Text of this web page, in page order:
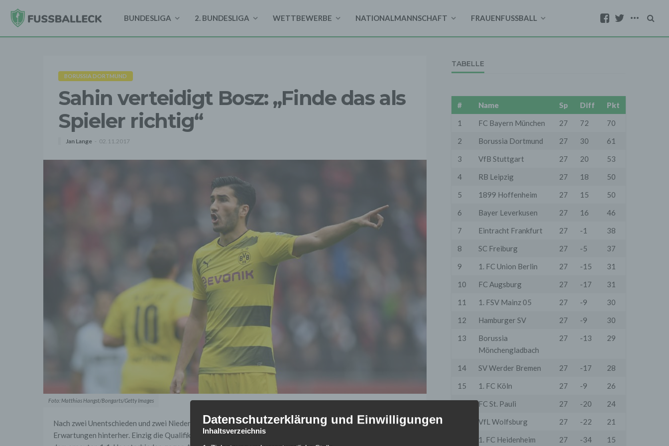
BUNDESLIGA 2. BUNDESLIGA WETTBEWERBE NATIONALMANNSCHAFT FRAUENFUSSBALL
BORUSSIA DORTMUND
Sahin verteidigt Bosz: „Finde das als
Spieler richtig“
Jan Lange 02.11.2017
Foto: Matthias Hangst/Bongarts/Getty Images
Nach zwei Unentschieden und zwei Niederlagen aus vier Spielen hinkt der BVB international den eigenen
Erwartungen hinterher. Einzig die Qualifikation für die Europa League scheint noch realistisch. Am Tag nach
TABELLE
# Name Sp Diff
Pkt
1
FC Bayern München 27 72
70
2
Borussia Dortmund 27 30
61
3
VfB Stuttgart 27 20
53
4
RB Leipzig 27 18
50
5
1899 Hoffenheim 27 15
50
6
Bayer Leverkusen 27 16
46
7
Eintracht Frankfurt 27 -1
38
8
SC Freiburg 27 -5
37
9
1. FC Union Berlin 27 -15
31
10
FC Augsburg 27 -17
31
11
1. FSV Mainz 05 27 -9
30
12
Hamburger SV 27 -9
30
13
Borussia
Mönchengladbach
27 -13 29
14 SV Werder Bremen 27 -17
28
15
1. FC Köln 27 -9
26
FC St. Pauli 27 -20
24
VfL Wolfsburg 27 -22
21
1. FC Heidenheim
27 -34 15
Datenschutzerklärung und Einwilligungen
Inhaltsverzeichnis